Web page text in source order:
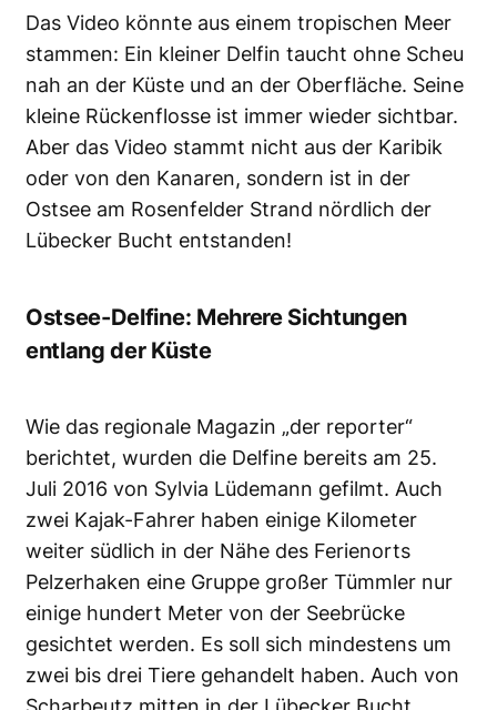
Das Video könnte aus einem tropischen Meer
stammen: Ein kleiner Delfin taucht ohne Scheu
nah an der Küste und an der Oberfläche. Seine
kleine Rückenflosse ist immer wieder sichtbar.
Aber das Video stammt nicht aus der Karibik
oder von den Kanaren, sondern ist in der
Ostsee am Rosenfelder Strand nördlich der
Lübecker Bucht entstanden!
Ostsee-Delfine: Mehrere Sichtungen
entlang der Küste
Wie das regionale Magazin „der reporter“
berichtet, wurden die Delfine bereits am 25.
Juli 2016 von Sylvia Lüdemann gefilmt. Auch
zwei Kajak-Fahrer haben einige Kilometer
weiter südlich in der Nähe des Ferienorts
Pelzerhaken eine Gruppe großer Tümmler nur
einige hundert Meter von der Seebrücke
gesichtet werden. Es soll sich mindestens um
zwei bis drei Tiere gehandelt haben. Auch von